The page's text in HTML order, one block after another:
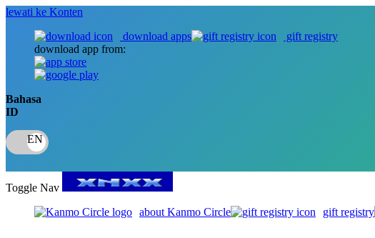
lewati ke Konten
download apps
download app from:
gift registry
Bahasa
ID
Toggle Nav
about Kanmo Circle
gift registry